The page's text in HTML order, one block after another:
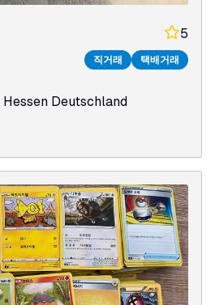
5
직거래 택배거래
Hessen Deutschland